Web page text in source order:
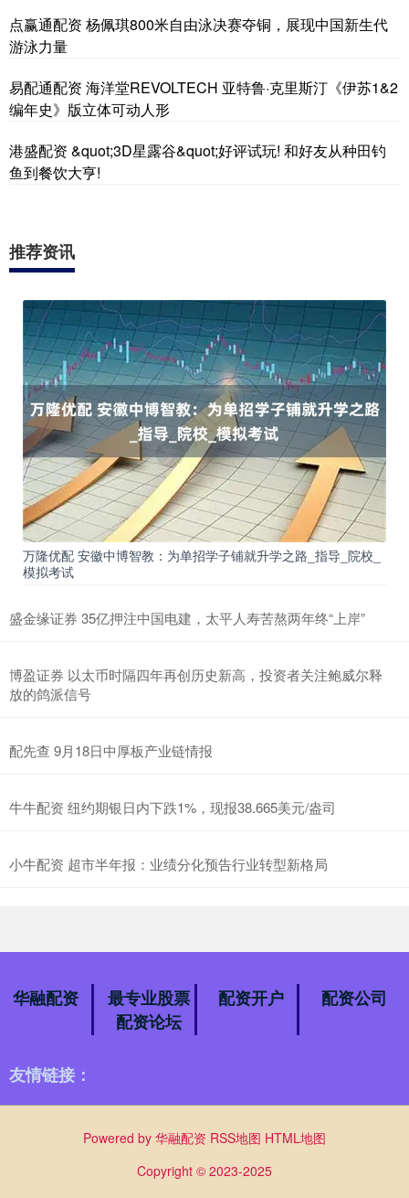
点赢通配资 杨佩琪800米自由泳决赛夺铜，展现中国新生代
游泳力量
易配通配资 海洋堂REVOLTECH 亚特鲁·克里斯汀《伊苏1&2
编年史》版立体可动人形
港盛配资 &quot;3D星露谷&quot;好评试玩! 和好友从种田钓
鱼到餐饮大亨!
推荐资讯
万隆优配 安徽中博智教：为单招学子铺就升学之路_指导_院校_
模拟考试
盛金缘证券 35亿押注中国电建，太平人寿苦熬两年终“上岸”
博盈证券 以太币时隔四年再创历史新高，投资者关注鲍威尔释
放的鸽派信号
配先查 9月18日中厚板产业链情报
牛牛配资 纽约期银日内下跌1%，现报38.665美元/盎司
小牛配资 超市半年报：业绩分化预告行业转型新格局
华融配资
最专业股票
配资论坛
配资开户 配资公司
友情链接：
Powered by 华融配资 RSS地图 HTML地图
Copyright © 2023-2025